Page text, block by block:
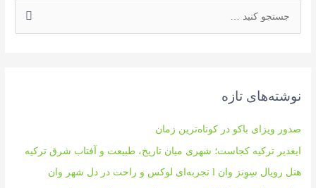
ی
نوشته‌های تازه
صدور ویزای باکو در کوتاه‌ترین زمان
ایغدیر ترکیه کجاست؛ شهری میان تاریخ، طبیعت و آفتاب شرق ترکیه
هتل رویال سِوِنز وان l تجربه‌ای لوکس و راحت در دل شهر وان